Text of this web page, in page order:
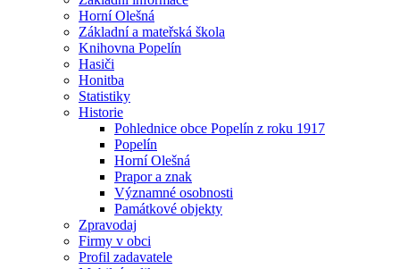
Horní Olešná
Základní a mateřská škola
Knihovna Popelín
Hasiči
Honitba
Statistiky
Historie
Pohlednice obce Popelín z roku 1917
Popelín
Horní Olešná
Prapor a znak
Významné osobnosti
Památkové objekty
Zpravodaj
Firmy v obci
Profil zadavatele